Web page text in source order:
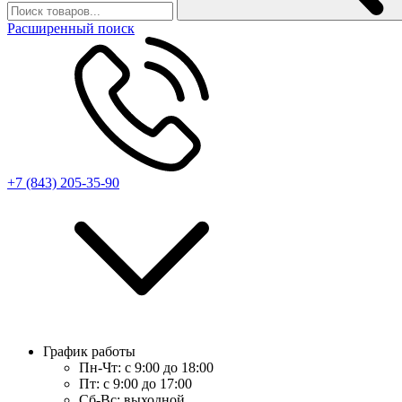
Расширенный поиск
+7 (843) 205-35-90
График работы
Пн-Чт: с 9:00 до 18:00
Пт: с 9:00 до 17:00